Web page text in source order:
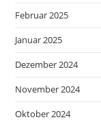
Februar 2025
Januar 2025
Dezember 2024
November 2024
Oktober 2024